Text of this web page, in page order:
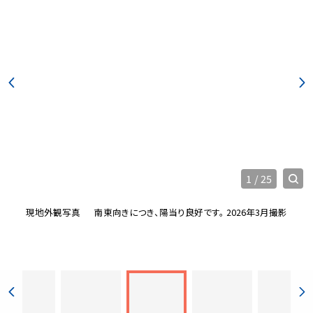
現地外観写真 南東向きにつき、陽当り良好です。 2026年3月撮影
1 / 25